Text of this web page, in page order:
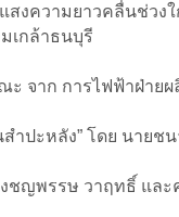
งความยาวคลื่นช่ว
เกล้าธนบุรี
ะ จาก การไฟฟ้าฝ่ายผ
ำปะหลัง” โดย นา
ชญพรรษ วาฤทธิ์ แ